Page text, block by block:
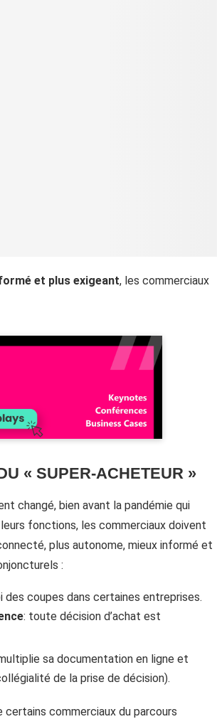
et plus exigeant, les commerciaux
« SUPER-ACHETEUR »
changé, bien avant la pandémie qui
leurs fonctions, les commerciaux doivent
plus autonome, mieux informé et
:
des coupes dans certaines entreprises.
: toute décision d’achat est
sa documentation en ligne et
de la prise de décision).
certains commerciaux du parcours